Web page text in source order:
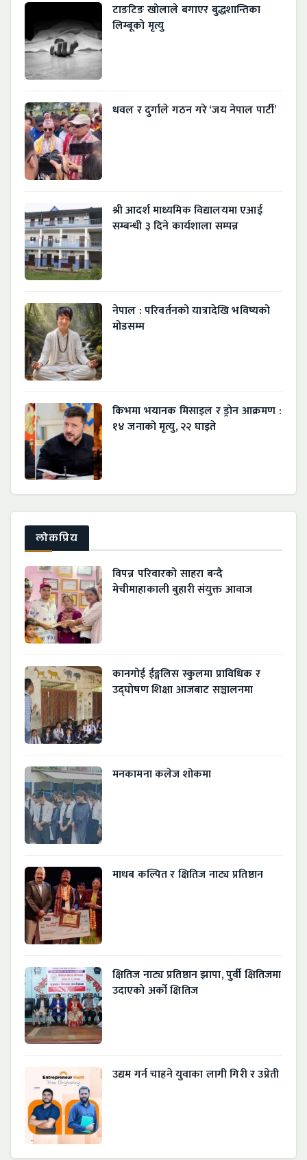
टाङटिङ खोलाले बगाएर बुद्धशान्तिका
लिम्बूको मृत्यु
धवल र दुर्गाले गठन गरे ‘जय नेपाल पार्टी’
श्री आदर्श माध्यमिक विद्यालयमा एआई
सम्बन्धी ३ दिने कार्यशाला सम्पन्न
नेपाल : परिवर्तनको यात्रादेखि भविष्यको
मोडसम्म
किभमा भयानक मिसाइल र ड्रोन आक्रमण :
१४ जनाको मृत्यु, २२ घाइते
लाेकप्रिय
विपन्न परिवारको साहरा बन्दै
मेचीमाहाकाली बुहारी संयुक्त आवाज
कानगोई ईङ्गलिस स्कुलमा प्राविधिक र
उद्घाेषण शिक्षा आजबाट सञ्चालनमा
मनकामना कलेज शोकमा
माधब कल्पित र क्षितिज नाट्य प्रतिष्ठान
क्षितिज नाट्य प्रतिष्ठान झापा, पुर्वी क्षितिजमा
उदाएको अर्को क्षितिज
उद्यम गर्न चाहने युवाका लागी गिरी र उप्रेती